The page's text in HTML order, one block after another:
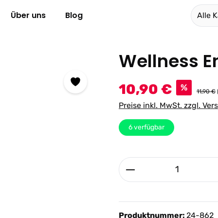
Über uns Blog Alle
Wellness
Verkaufspreis:
10,90 € % 11,90 €
Preise inkl. MwSt. zzgl.
6verfügbar
Produkt Anzahl:
Produktnummer: 24-862